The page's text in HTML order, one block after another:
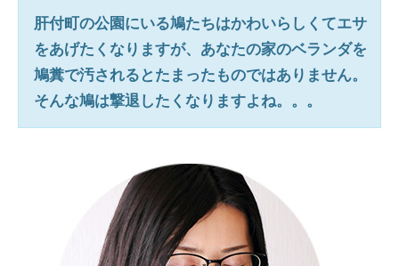
肝付町の公園にいる鳩たちはかわいらしくてエサ
をあげたくなりますが、あなたの家のベランダを
鳩糞で汚されるとたまったものではありません。
そんな鳩は撃退したくなりますよね。。。